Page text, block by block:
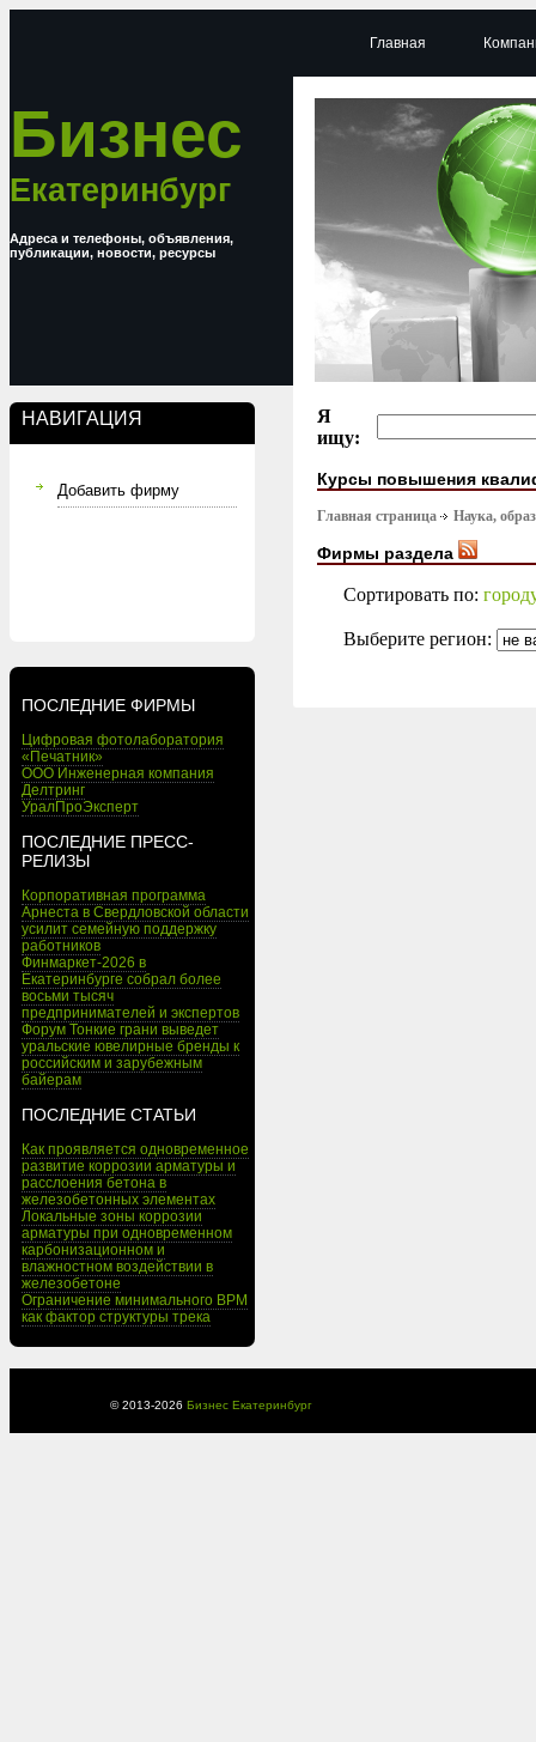
Бизнес
Екатеринбург
Адреса и телефоны, объявления,
публикации, новости, ресурсы
НАВИГАЦИЯ
Добавить фирму
ПОСЛЕДНИЕ ФИРМЫ
Цифровая фотолаборатория
«Печатник»
ООО Инженерная компания
Делтринг
УралПроЭксперт
ПОСЛЕДНИЕ ПРЕСС-
РЕЛИЗЫ
Корпоративная программа
Арнеста в Свердловской области
усилит семейную поддержку
работников
Финмаркет-2026 в
Екатеринбурге собрал более
восьми тысяч
предпринимателей и экспертов
Форум Тонкие грани выведет
уральские ювелирные бренды к
российским и зарубежным
байерам
ПОСЛЕДНИЕ СТАТЬИ
Как проявляется одновременное
развитие коррозии арматуры и
расслоения бетона в
железобетонных элементах
Локальные зоны коррозии
арматуры при одновременном
карбонизационном и
влажностном воздействии в
железобетоне
Ограничение минимального BPM
как фактор структуры трека
Главная
Я
ищу:
Курсы повышения
Главная страница Наука,
Фирмы раздела
Сортировать по:
Выберите регион:
© 2013-2026 Бизнес Екатеринбург